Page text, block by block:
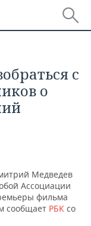
с
о
Медведев
Ассоциации
фильма
сообщает РБК со